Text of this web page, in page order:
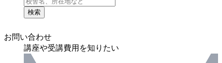
検索
お問い合わせ
講座や受講費用を知りたい